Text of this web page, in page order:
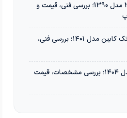
خرید پژو 206 تیپ 2 مدل 1390؛ بررسی فنی، قیمت و
خرید نیسان پیکاپ تک کابین مدل ۱۴۰۱؛ بررسی فنی،
معرفی لوکانو L7 مدل ۱۴۰۴؛ بررسی مشخصات، قیمت